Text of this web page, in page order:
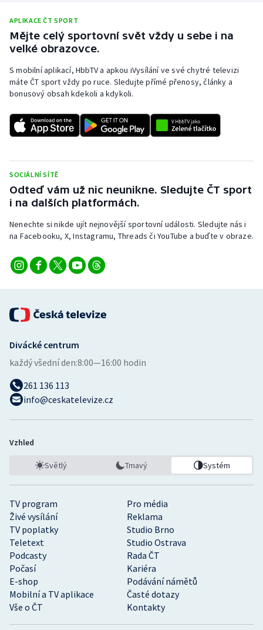
Rychlostní kanoistika
Short track
Sportovní střelba
Stolní tenis
Triatlon
Veslování
Vodní slalom
Volejbal
APLIKACE ČT SPORT
Mějte celý sportovní svět vždy u sebe i na
velké obrazovce.
S mobilní aplikací, HbbTV a apkou iVysílání ve své chytré televizi
máte ČT sport vždy po ruce. Sledujte přímé přenosy, články a
bonusový obsah kdekoli a kdykoli.
SOCIÁLNÍ SÍTĚ
Odteď vám už nic neunikne. Sledujte ČT sport
i na dalších platformách.
Nenechte si nikde ujít nejnovější sportovní události. Sledujte nás i
na Facebooku, X, Instagramu, Threads či YouTube a buďte v obraze.
TV program
Pro média
Živé vysílání
Reklama
TV poplatky
Studio Brno
Teletext
Studio Ostrava
Podcasty
Rada ČT
Počasí
Kariéra
E-shop
Podávání námětů
Mobilní a TV aplikace
Časté dotazy
Vše o ČT
Kontakty
Divácké centrum
každý všední den:8:00—16:00 hodin
261 136 113
info@ceskatelevize.cz
Vzhled
Světlý Tmavý Systém